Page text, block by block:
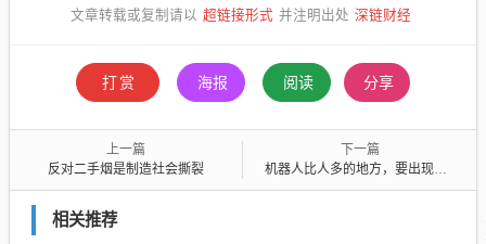
文章转载或复制请以 超链接形式 并注明出处 深链财经
打赏 海报 阅读 分享
上一篇
反对二手烟是制造社会撕裂
下一篇
机器人比人多的地方，要出现了？
相关推荐